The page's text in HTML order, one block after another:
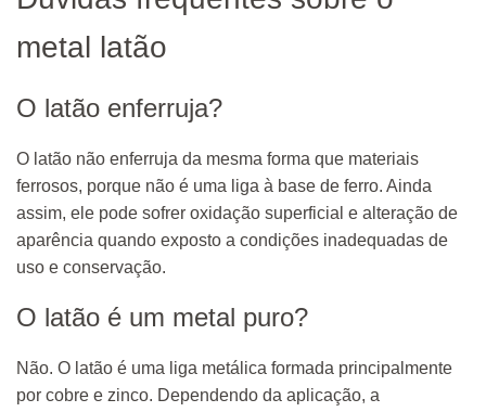
metal latão
O latão enferruja?
O latão não enferruja da mesma forma que materiais
ferrosos, porque não é uma liga à base de ferro. Ainda
assim, ele pode sofrer oxidação superficial e alteração de
aparência quando exposto a condições inadequadas de
uso e conservação.
O latão é um metal puro?
Não. O latão é uma liga metálica formada principalmente
por cobre e zinco. Dependendo da aplicação, a